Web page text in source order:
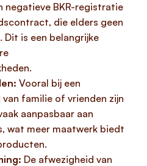
negatieve BKR-registratie
die elders geen
Dit is een belangrijke
Vooral bij een
van familie of vrienden zijn
aanpasbaar aan
wat meer maatwerk biedt
De afwezigheid van